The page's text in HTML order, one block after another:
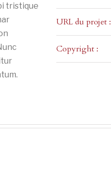
tristique
URL du projet :
Copyright :